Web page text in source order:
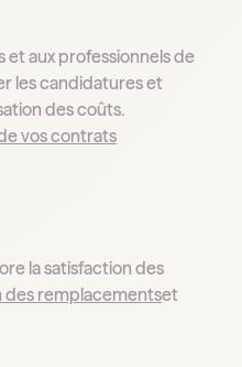
et aux professionnels de
les candidatures et
des coûts.
vos contrats
la satisfaction des
des remplacementset